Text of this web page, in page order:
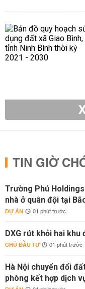
TIN GIỜ
Trường Phú
nhà ở quân đội tại
DỰ ÁN 01 phút trước
DXG rút khỏi hai khu
CHỦ ĐẦU TƯ 01 phút trước
Hà Nội chuyển đổi
phòng kết hợp dịch